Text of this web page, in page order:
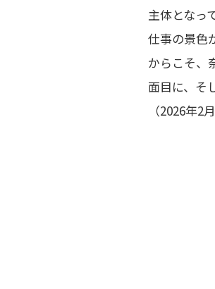
主体となっ
仕事の景色
からこそ、
面目に、そ
（2026年2